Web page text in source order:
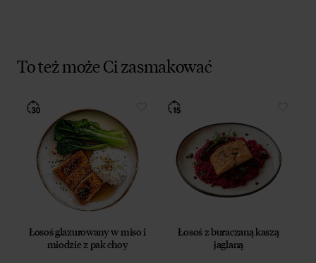
To też może Ci zasmakować
Łosoś glazurowany w miso i
miodzie z pak choy
Łosoś z buraczaną kaszą
jaglaną